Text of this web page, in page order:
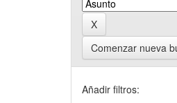
Comenzar nueva
Añadir filtros: